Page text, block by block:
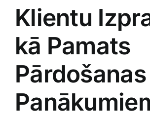
Klientu
kā Pamats
Pārdošanas